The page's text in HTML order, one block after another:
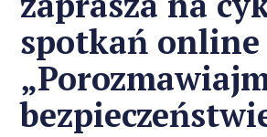
spotkań online